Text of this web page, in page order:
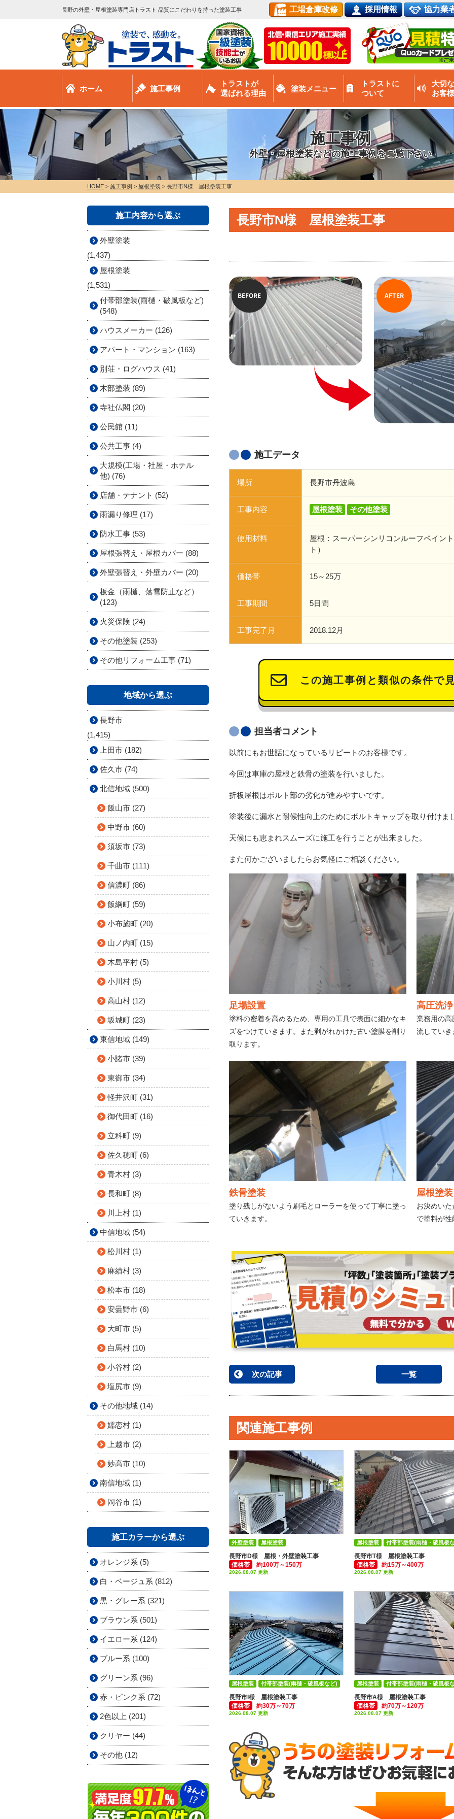
長野の外壁・屋根塗装専門店トラスト 品質にこだわりを持った塗装工事 工場倉庫改修 採用情報 協力業
ホーム 施工事例
トラストが
選ばれる理由
塗装メニュー
トラストに
ついて
大切な
お客
施工事例
外壁・屋根塗装などの施工事例をご覧下さい
HOME > 施工事例 > 屋根塗装 > 長野市N様 屋根塗装工事
長野市N様 屋根塗装工事
AFTER
BEFORE
施工データ
場所 長野市丹波島
工事内容 屋根塗装 その他塗装
使用材料
屋根：スーパーシンリコンルーフペイン
ト）
価格帯 15～25万
工事期間 5日間
工事完了月 2018.12月
この施工事例と類似の条件で
担当者コメント
以前にもお世話になっているリピートのお客様です。
今回は車庫の屋根と鉄骨の塗装を行いました。
折板屋根はボルト部の劣化が進みやすいです。
塗装後に漏水と耐候性向上のためにボルトキャップを取り付けま
天候にも恵まれスムーズに施工を行うことが出来ました。
また何かございましたらお気軽にご相談ください。
足場設置
塗料の密着を高めるため、専用の工具で表面に細かなキ
ズをつけていきます。また剥がれかけた古い塗膜を削り
取ります。
高圧洗浄
業務用の高
流していき
鉄骨塗装
塗り残しがないよう刷毛とローラーを使って丁寧に塗っ
ていきます。
屋根塗装
お決めい
で塗料が
次の記事 一覧
関連施工事例
長野市D様 屋根・外壁塗装工事
価格帯
約100万～150万
2026.08.07 更新
外壁塗装
屋根塗装
付帯部塗装(雨樋・破風板など)
長野市T様 屋根塗装工事
価格帯
約15万～400万
2026.08.07 更新
屋根塗装 付帯部塗装(雨樋・破風板
長野市I様 屋根塗装工事
価格帯
約30万～70万
2026.08.07 更新
屋根塗装 付帯部塗装(雨樋・破風板など)
長野市A様 屋根塗装工事
価格帯
約70万～120万
2026.08.07 更新
屋根塗装 付帯部塗装(雨樋・破風板
施工内容から選ぶ
外壁塗装
(1,437)
屋根塗装
(1,531)
付帯部塗装(雨樋・破風板など)
(548)
ハウスメーカー (126)
アパート・マンション (163)
別荘・ログハウス (41)
木部塗装 (89)
寺社仏閣 (20)
公民館 (11)
公共工事 (4)
大規模(工場・社屋・ホテル
他) (76)
店舗・テナント (52)
雨漏り修理 (17)
防水工事 (53)
屋根張替え・屋根カバー (88)
外壁張替え・外壁カバー (20)
板金（雨樋、落雪防止など）
(123)
火災保険 (24)
その他塗装 (253)
その他リフォーム工事 (71)
地域から選ぶ
長野市
(1,415)
上田市 (182)
佐久市 (74)
北信地域 (500)
飯山市 (27)
中野市 (60)
須坂市 (73)
千曲市 (111)
信濃町 (86)
飯綱町 (59)
小布施町 (20)
山ノ内町 (15)
木島平村 (5)
小川村 (5)
高山村 (12)
坂城町 (23)
東信地域 (149)
小諸市 (39)
東御市 (34)
軽井沢町 (31)
御代田町 (16)
立科町 (9)
佐久穂町 (6)
青木村 (3)
長和町 (8)
川上村 (1)
中信地域 (54)
松川村 (1)
麻績村 (3)
松本市 (18)
安曇野市 (6)
大町市 (5)
白馬村 (10)
小谷村 (2)
塩尻市 (9)
その他地域 (14)
嬬恋村 (1)
上越市 (2)
妙高市 (10)
南信地域 (1)
岡谷市 (1)
施工カラーから選ぶ
オレンジ系 (5)
白・ベージュ系 (812)
黒・グレー系 (321)
ブラウン系 (501)
イエロー系 (124)
ブルー系 (100)
グリーン系 (96)
赤・ピンク系 (72)
2色以上 (201)
クリヤー (44)
その他 (12)